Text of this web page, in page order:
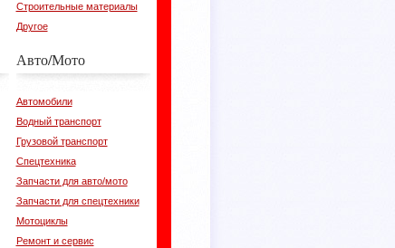
Строительные материалы
Другое
Авто/Мото
Автомобили
Водный транспорт
Грузовой транспорт
Спецтехника
Запчасти для авто/мото
Запчасти для спецтехники
Мотоциклы
Ремонт и сервис